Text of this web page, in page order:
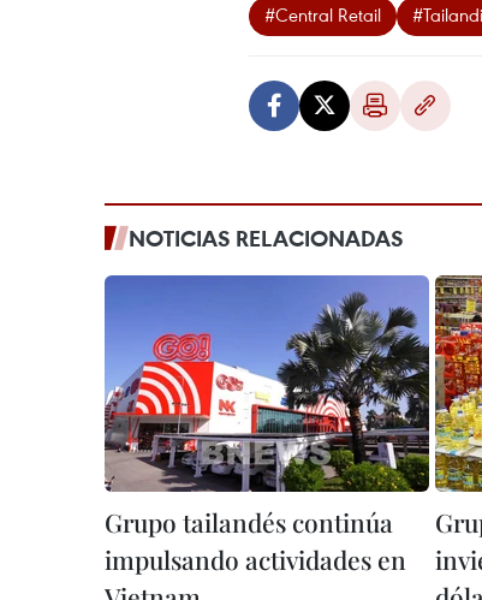
#Central Retail
NOTICIAS RELACIONADAS
Grupo tailandés continúa
impulsando actividades en